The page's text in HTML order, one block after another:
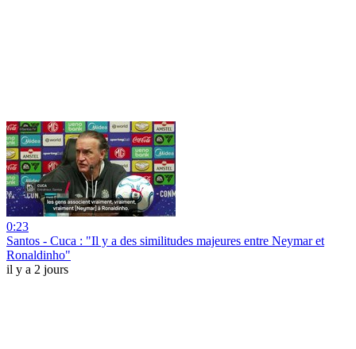
0:23
Santos - Cuca : "Il y a des similitudes majeures entre Neymar et
Ronaldinho"
il y a 2 jours